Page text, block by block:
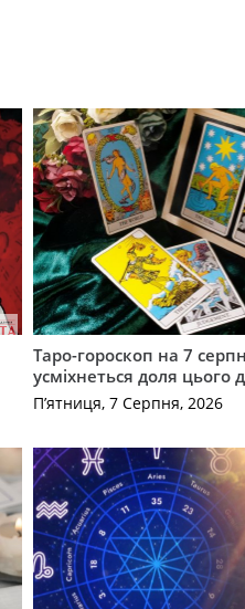
Таро-гороскоп на 7
усміхнеться доля цього
П’ятниця, 7 Серпня, 2026